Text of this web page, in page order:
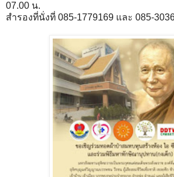
07.00 น.
สำรองที่นั่งที่ 085-1779169 และ 085-